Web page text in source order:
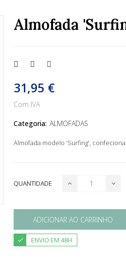
Almofada
31,95 €
Com IVA
Categoria: ALMOFADAS
Almofada modelo 'Surfing',
QUANTIDADE
ADICIONAR AO CARRINHO
ENVIO EM 48H